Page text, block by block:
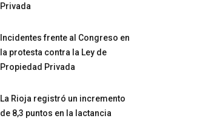
Privada
Incidentes frente al Congreso en
la protesta contra la Ley de
Propiedad Privada
La Rioja registró un incremento
de 8,3 puntos en la lactancia